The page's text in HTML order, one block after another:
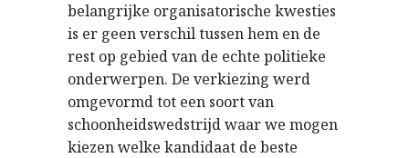
belangrijke organisatorische kwesties
is er geen verschil tussen hem en de
rest op gebied van de echte politieke
onderwerpen. De verkiezing werd
omgevormd tot een soort van
schoonheidswedstrijd waar we mogen
kiezen welke kandidaat de beste